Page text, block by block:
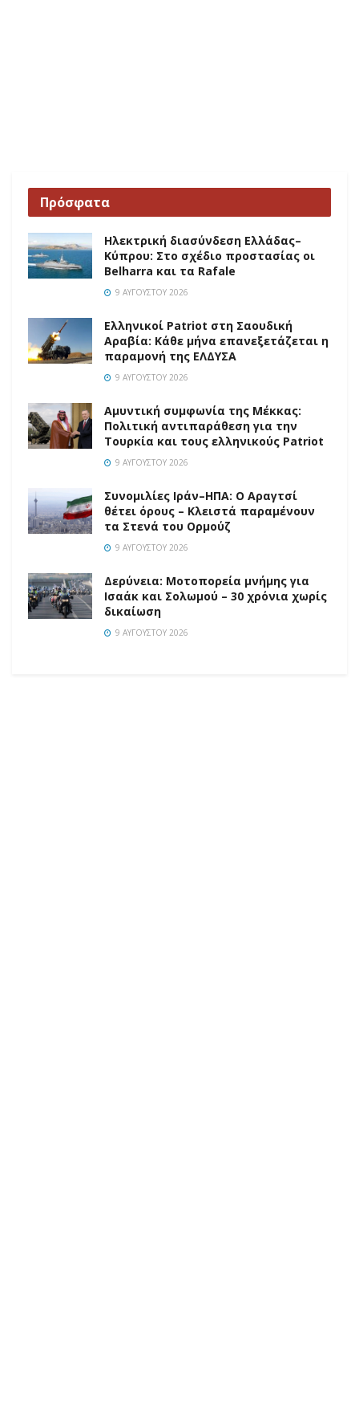
Πρόσφατα
Ηλεκτρική διασύνδεση Ελλάδας–
Κύπρου: Στο σχέδιο προστασίας οι
Belharra και τα Rafale
9 ΑΥΓΟΎΣΤΟΥ 2026
Ελληνικοί Patriot στη Σαουδική
Αραβία: Κάθε μήνα επανεξετάζεται η
παραμονή της ΕΛΔΥΣΑ
9 ΑΥΓΟΎΣΤΟΥ 2026
Αμυντική συμφωνία της Μέκκας:
Πολιτική αντιπαράθεση για την
Τουρκία και τους ελληνικούς Patriot
9 ΑΥΓΟΎΣΤΟΥ 2026
Συνομιλίες Ιράν–ΗΠΑ: Ο Αραγτσί
θέτει όρους – Κλειστά παραμένουν
τα Στενά του Ορμούζ
9 ΑΥΓΟΎΣΤΟΥ 2026
Δερύνεια: Μοτοπορεία μνήμης για
Ισαάκ και Σολωμού – 30 χρόνια χωρίς
δικαίωση
9 ΑΥΓΟΎΣΤΟΥ 2026